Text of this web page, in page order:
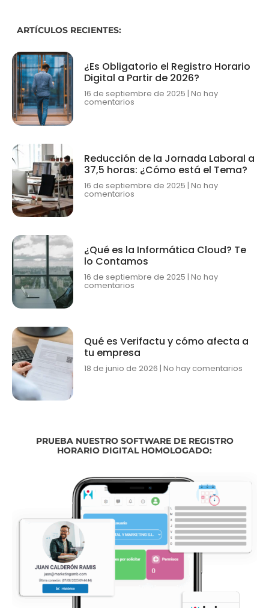
ARTÍCULOS RECIENTES:
¿Es Obligatorio el Registro Horario
Digital a Partir de 2026?
16 de septiembre de 2025 No hay
comentarios
Reducción de la Jornada Laboral a
37,5 horas: ¿Cómo está el Tema?
16 de septiembre de 2025 No hay
comentarios
¿Qué es la Informática Cloud? Te
lo Contamos
16 de septiembre de 2025 No hay
comentarios
Qué es Verifactu y cómo afecta a
tu empresa
18 de junio de 2026 No hay comentarios
PRUEBA NUESTRO SOFTWARE DE REGISTRO
HORARIO DIGITAL HOMOLOGADO: